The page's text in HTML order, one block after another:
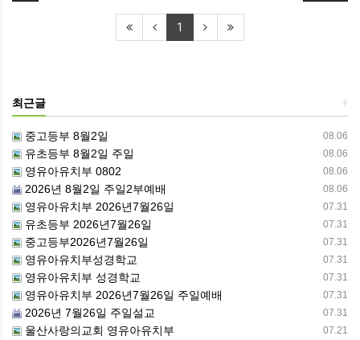
1
+
최근글
08.06
중고등부 8월2일
08.06
유초등부 8월2일 주일
08.06
영유아유치부 0802
08.06
2026년 8월2일 주일2부예배
07.31
영유아유치부 2026년7월26일
07.31
유초등부 2026년7월26일
07.31
중고등부2026년7월26일
07.31
영유아유치부성경학교
07.31
영유아유치부 성경학교
07.31
영유아유치부 2026년7월26일 주일예배
07.31
2026년 7월26일 주일설교
07.21
울산사랑의교회 영유아유치부